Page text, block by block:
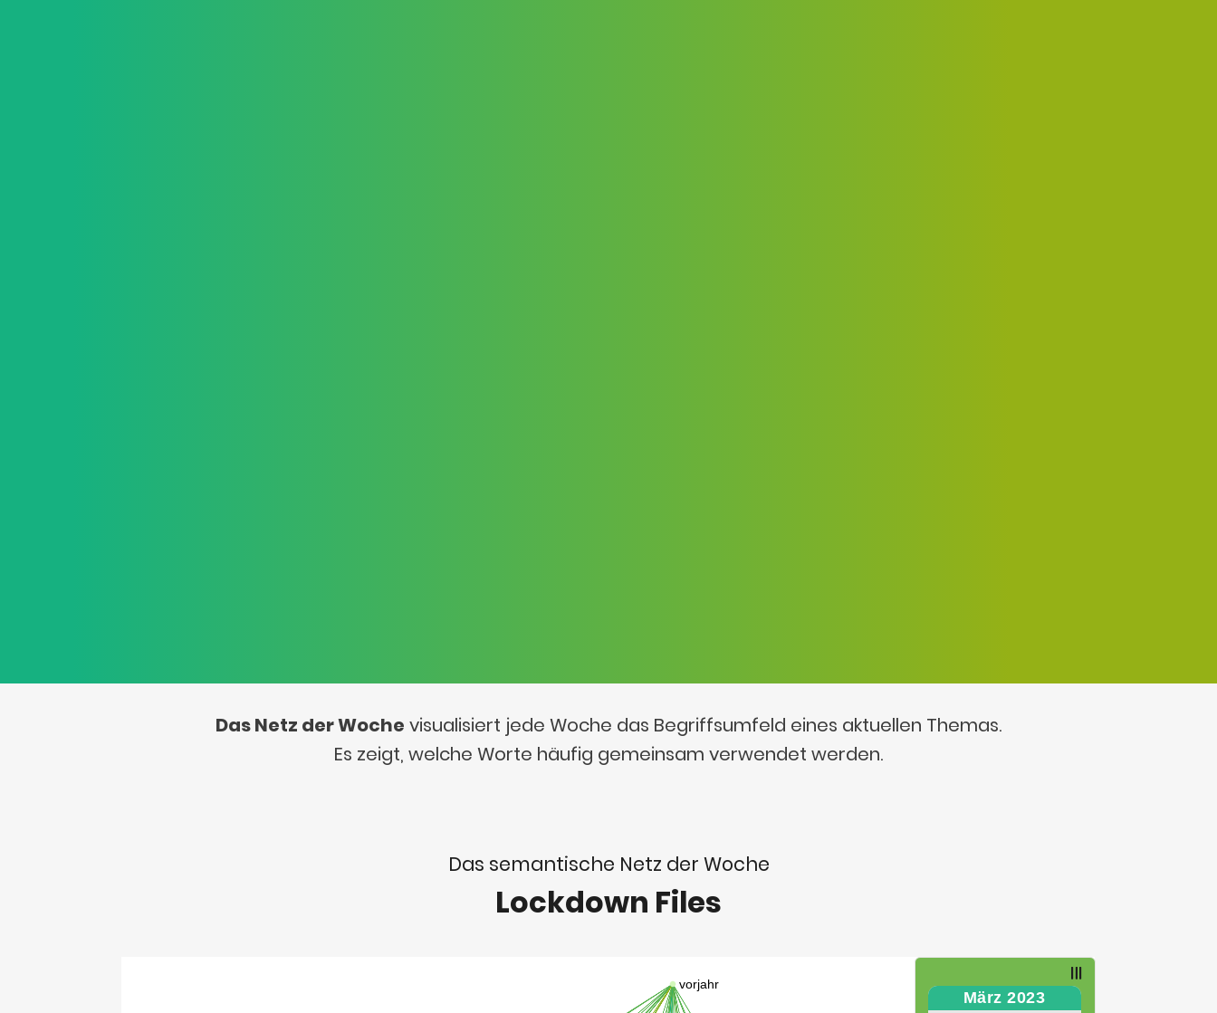
Das Netz der Woche visualisiert jede Woche das Begriffsumfeld eines aktuellen Themas.
Es zeigt, welche Worte häufig gemeinsam verwendet werden.
Das semantische Netz der Woche
Lockdown Files
März 2023